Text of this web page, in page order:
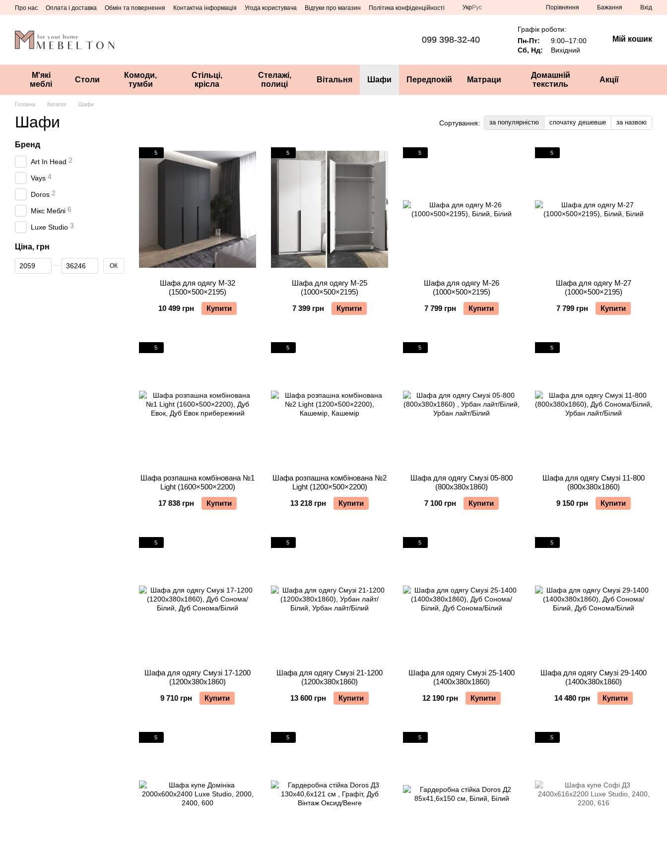
Перейти до основного контенту
Про нас Оплата і доставка Обмін та повернення Контактна інформація Угода користувача Відгуки про магазин Політика конфіденційності УкрРус Порівняння Бажання Вхід
099 398-32-40
Графік роботи:
Пн-Пт:
9:00–17:00
Сб, Нд:
Вихідний
Мій кошик
М'які
меблі
Столи
Комоди,
тумби
Стільці,
крісла
Стелажі,
полиці
Вітальня Шафи Передпокій Матраци
Домашній
текстиль
Акції
Головна Каталог Шафи
Шафи Сортування: за популярністю спочатку дешевше за назвою
5
Шафа для одягу М-32
(1500×500×2195)
10 499 грн
Купити
5
Шафа для одягу М-25
(1000×500×2195)
7 399 грн
Купити
5
Шафа для одягу М-26
(1000×500×2195)
7 799 грн
Купити
5
Шафа для одягу М-27
(1000×500×2195)
7 799 грн
Купити
5
Шафа розпашна комбінована №1
Light (1600×500×2200)
17 838 грн
Купити
5
Шафа розпашна комбінована №2
Light (1200×500×2200)
13 218 грн
Купити
5
Шафа для одягу Смузі 05-800
(800х380х1860)
7 100 грн
Купити
5
Шафа для одягу Смузі 11-800
(800х380х1860)
9 150 грн
Купити
5
Шафа для одягу Смузі 17-1200
(1200х380х1860)
9 710 грн
Купити
5
Шафа для одягу Смузі 21-1200
(1200х380х1860)
13 600 грн
Купити
5
Шафа для одягу Смузі 25-1400
(1400х380х1860)
12 190 грн
Купити
5
Шафа для одягу Смузі 29-1400
(1400х380х1860)
14 480 грн
Купити
5 5 5 5
Бренд
Art In Head 2
Vays 4
Doros 2
Мікс Меблі 6
Luxe Studio 3
Ціна, грн
Від Ціна, грн
До Ціна, грн ОК